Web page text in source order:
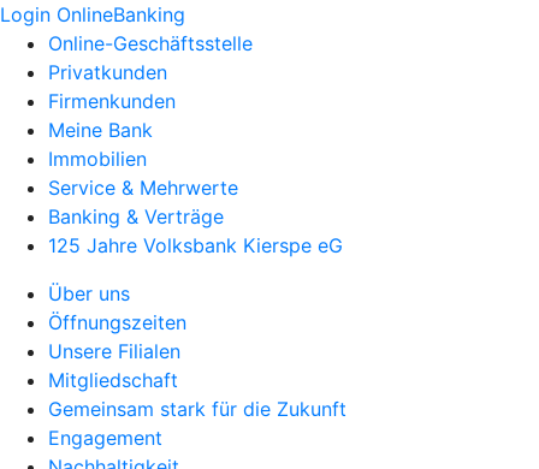
Login OnlineBanking
Online-Geschäftsstelle
Privatkunden
Firmenkunden
Meine Bank
Immobilien
Service & Mehrwerte
Banking & Verträge
125 Jahre Volksbank Kierspe eG
Über uns
Öffnungszeiten
Unsere Filialen
Mitgliedschaft
Gemeinsam stark für die Zukunft
Engagement